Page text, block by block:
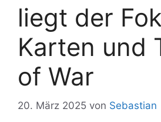
liegt der
Karten und
of War
20. März 2025 von Sebastian